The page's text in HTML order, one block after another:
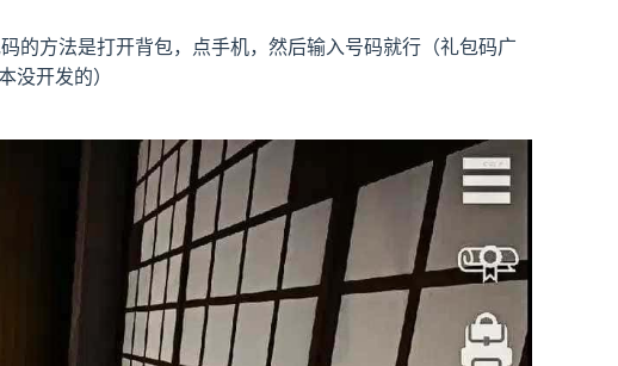
的方法是打开背包，点手机，然后输入号码就行（礼包码广
开发的）